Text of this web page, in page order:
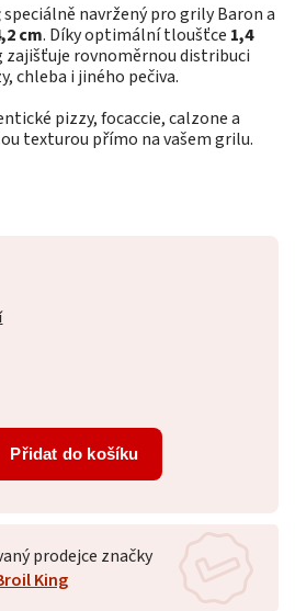
Přidat do košíku
speciálně navržený pro grily Baron a
cm. Díky optimální tloušťce 1,4
zajišťuje rovnoměrnou distribuci
chleba i jiného pečiva.
pizzy, focaccie, calzone a
texturou přímo na vašem grilu.
prodejce značky
King